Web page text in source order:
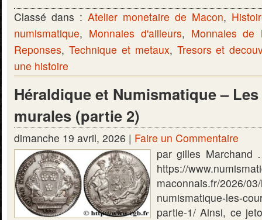
Classé dans : Atelier monetaire de Macon,
numismatique, Monnaies d'ailleurs, Monnaies de
Reponses, Technique et metaux, Tresors et
une histoire
Héraldique et Numismatique –
murales (partie 2)
dimanche 19 avril, 2026 | Faire un Commentaire
par gilles Marchand
https://
maconnais.fr/2026/
numismatique-les-
partie-1/ Ainsi, ce